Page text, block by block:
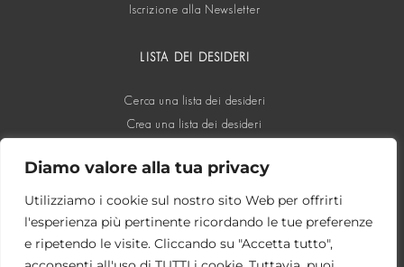
Diamo valore alla tua privacy
Utilizziamo i cookie sul nostro sito Web per offrirti
l'esperienza più pertinente ricordando le tue preferenze
e ripetendo le visite. Cliccando su "Accetta tutto",
Iscrizione alla Newsletter
LISTA DEI DESIDERI
Cerca una lista dei desideri
Crea una lista dei desideri
SOCIAL